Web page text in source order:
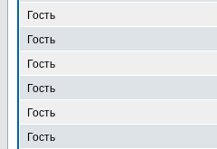
Гость
Гость
Гость
Гость
Гость
Гость